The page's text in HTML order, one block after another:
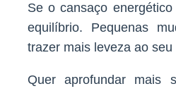
Se o cansaço
equilíbrio. Pequenas
trazer mais leveza ao seu
Quer aprofundar mais